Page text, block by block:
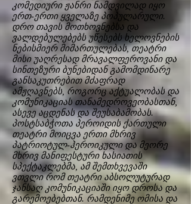
კომედიური ჟანრი ნამდვილად იყო
ერთ-ერთი ყველაზე პოპულარული.
დრო თავის მოთხოვნებსა და
ვალდებულებებს უწესებს ხელოვნების
ნებისმიერ მიმართულებას, თეატრი
მისი უაღრესად მრავალფეროვანი და
სინთეზური ბუნებიდან გამომდინარე
განსაკუთრებით მძაფრად
ამჟღავნებს, როგორც აქტუალობას და
კომუნიკაციას თანამედროვეობასთან,
ასევე აცდენას და შეუსაბამობას.
პოსტსაბჭოთა პეროიდის ქართული
თეატრი მოიცვა ერთი მხრივ
პატრიოტულ-ჰეროიკული და მეორე
მხრივ მანიფესტური ხასიათის
სპექტაკლებმა, ამ შემთხვევაში
ვთვლი რომ თეატრი აბსოლუტურად
ჯანსაღ კომუნიკაციაში იყო დროსა და
გარემოებებთან. რამდენიმე ომისა და